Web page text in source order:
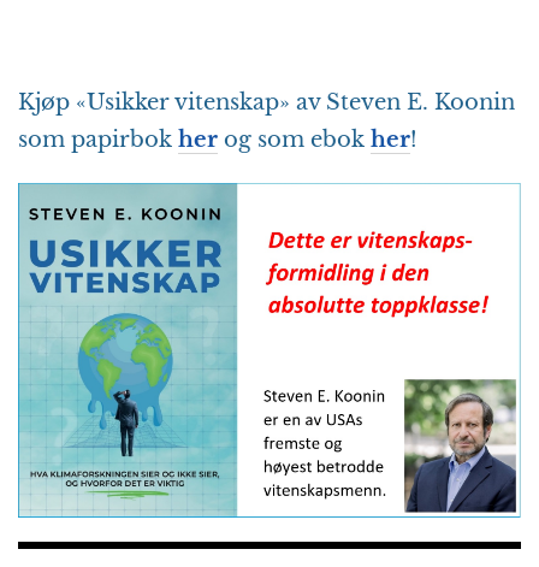
Kjøp «Usikker vitenskap» av Steven E. Koonin
som papirbok her og som ebok her!